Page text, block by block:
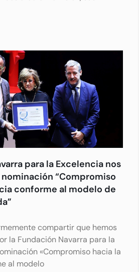
para la Excelencia nos
“Compromiso
conforme al modelo de
compartir que hemos
la Fundación Navarra para la
«Compromiso hacia la
al modelo